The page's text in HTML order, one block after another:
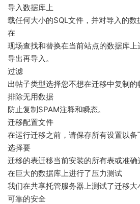
导入数据库上
载任何大小的SQL文件，并对导入的数
在
现场查找和替换在当前站点的数据库
导出再导入。
过滤
出帖子类型选择您不想在迁移中复制的
排除无用数据
防止复制SPAM注释和瞬态。
迁移配置文件
在运行迁移之前，请保存所有设置以备
选择要
迁移的表迁移当前安装的所有表或准确
在巨大的数据库上进行了压力测试
我们在共享托管服务器上测试了迁移大
可靠的安全